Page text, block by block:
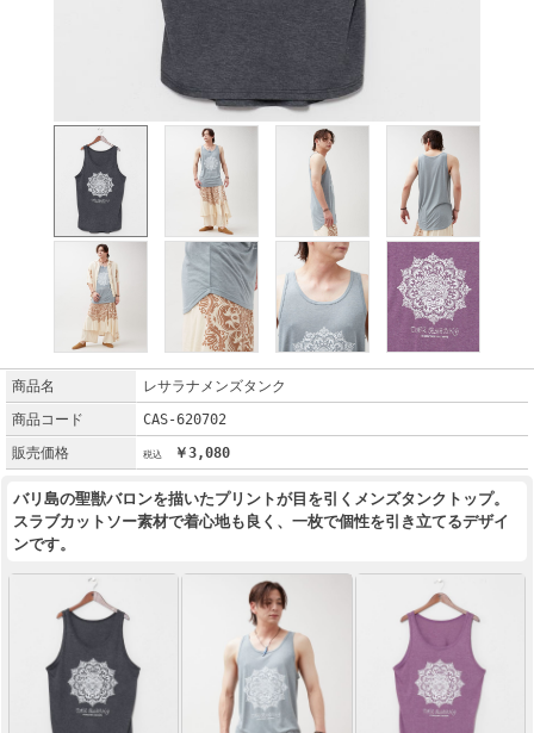
商品名
レサラナメンズタンク
商品コード
CAS-620702
販売価格
￥3,080
バリ島の聖獣バロンを描いたプリントが目を引くメンズタンクトップ。
スラブカットソー素材で着心地も良く、一枚で個性を引き立てるデザイ
ンです。